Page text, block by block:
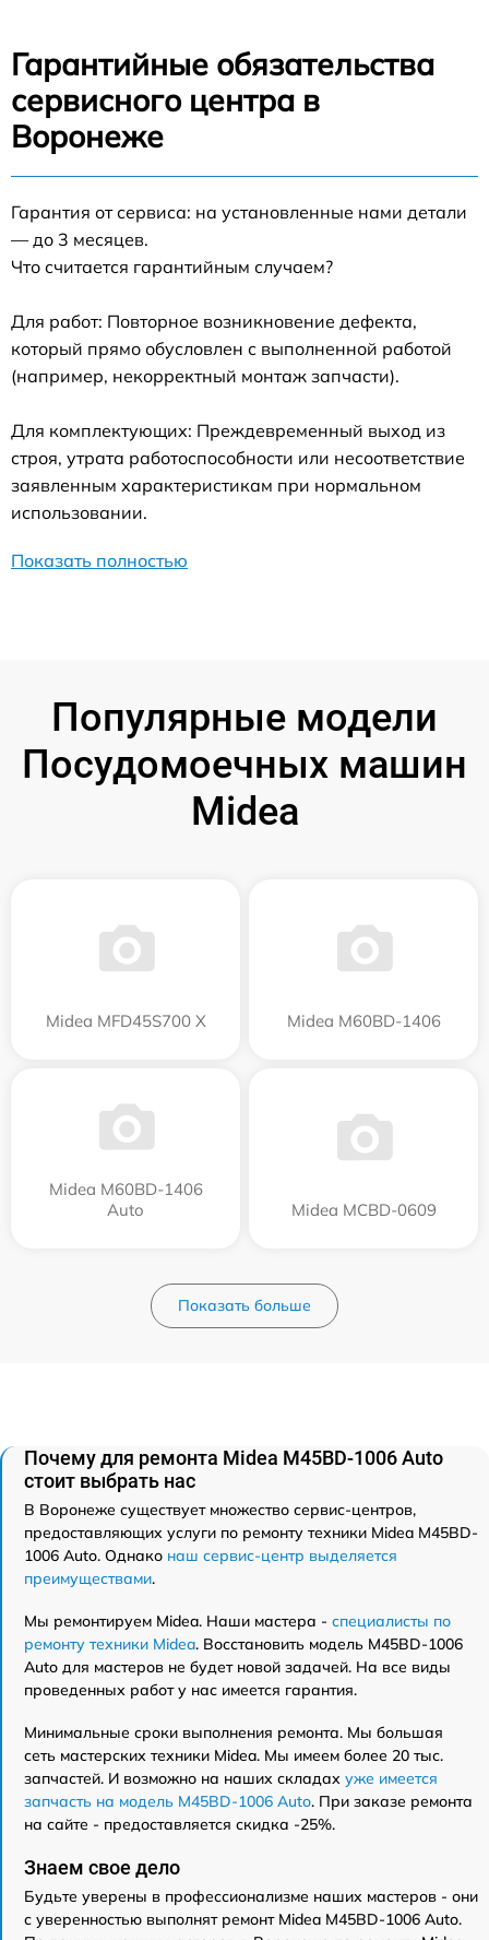
Гарантийные обязательства
сервисного центра в
Воронеже
Гарантия от сервиса: на установленные нами детали
— до 3 месяцев.
Что считается гарантийным случаем?
Для работ: Повторное возникновение дефекта,
который прямо обусловлен с выполненной работой
(например, некорректный монтаж запчасти).
Для комплектующих: Преждевременный выход из
строя, утрата работоспособности или несоответствие
заявленным характеристикам при нормальном
использовании.
Показать полностью
Популярные модели
Посудомоечных машин
Midea
Midea MFD45S700 X Midea M60BD-1406
Midea M60BD-1406
Auto
Midea MCBD-0609
Показать больше
Почему для ремонта Midea M45BD-1006 Auto
стоит выбрать нас
В Воронеже существует множество сервис-центров,
предоставляющих услуги по ремонту техники Midea M45BD-
1006 Auto. Однако наш сервис-центр выделяется
преимуществами.
Мы ремонтируем Midea. Наши мастера - специалисты по
ремонту техники Midea. Восстановить модель M45BD-1006
Auto для мастеров не будет новой задачей. На все виды
проведенных работ у нас имеется гарантия.
Минимальные сроки выполнения ремонта. Мы большая
сеть мастерских техники Midea. Мы имеем более 20 тыс.
запчастей. И возможно на наших складах уже имеется
запчасть на модель M45BD-1006 Auto. При заказе ремонта
на сайте - предоставляется скидка -25%.
Знаем свое дело
Будьте уверены в профессионализме наших мастеров - они
с уверенностью выполнят ремонт Midea M45BD-1006 Auto.